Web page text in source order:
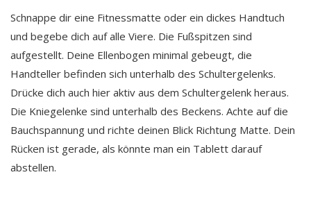
Schnappe dir eine Fitnessmatte oder ein dickes Handtuch
und begebe dich auf alle Viere. Die Fußspitzen sind
aufgestellt. Deine Ellenbogen minimal gebeugt, die
Handteller befinden sich unterhalb des Schultergelenks.
Drücke dich auch hier aktiv aus dem Schultergelenk heraus.
Die Kniegelenke sind unterhalb des Beckens. Achte auf die
Bauchspannung und richte deinen Blick Richtung Matte. Dein
Rücken ist gerade, als könnte man ein Tablett darauf
abstellen.